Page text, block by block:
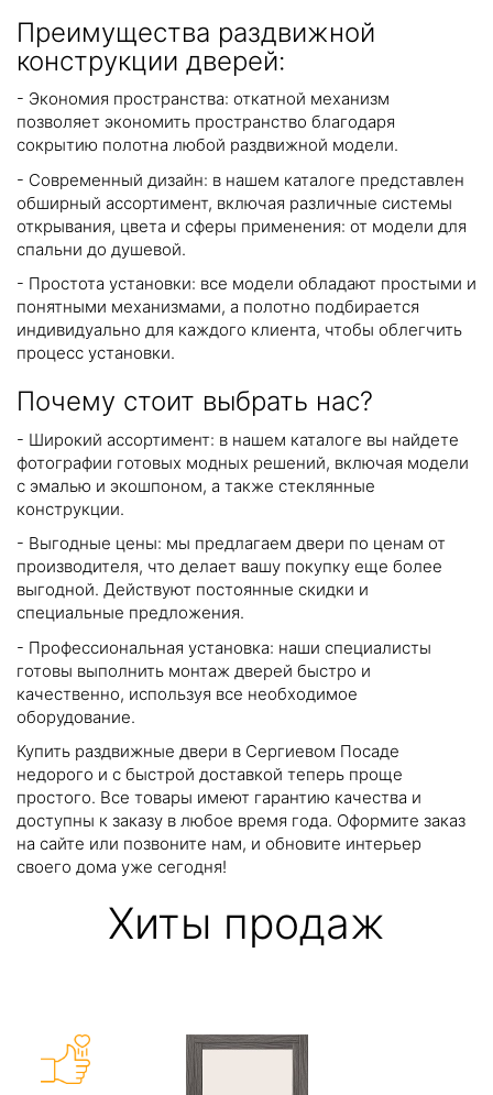
Преимущества раздвижной
конструкции дверей:
- Экономия пространства: откатной механизм
позволяет экономить пространство благодаря
сокрытию полотна любой раздвижной модели.
- Современный дизайн: в нашем каталоге представлен
обширный ассортимент, включая различные системы
открывания, цвета и сферы применения: от модели для
спальни до душевой.
- Простота установки: все модели обладают простыми и
понятными механизмами, а полотно подбирается
индивидуально для каждого клиента, чтобы облегчить
процесс установки.
Почему стоит выбрать нас?
- Широкий ассортимент: в нашем каталоге вы найдете
фотографии готовых модных решений, включая модели
с эмалью и экошпоном, а также стеклянные
конструкции.
- Выгодные цены: мы предлагаем двери по ценам от
производителя, что делает вашу покупку еще более
выгодной. Действуют постоянные скидки и
специальные предложения.
- Профессиональная установка: наши специалисты
готовы выполнить монтаж дверей быстро и
качественно, используя все необходимое
оборудование.
Купить раздвижные двери в Сергиевом Посаде
недорого и с быстрой доставкой теперь проще
простого. Все товары имеют гарантию качества и
доступны к заказу в любое время года. Оформите заказ
на сайте или позвоните нам, и обновите интерьер
своего дома уже сегодня!
Хиты продаж